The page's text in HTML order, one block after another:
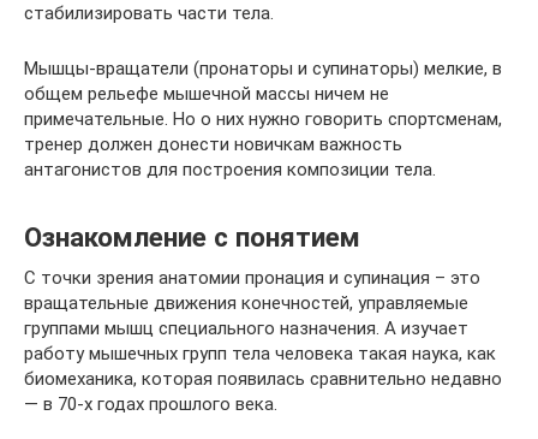
стабилизировать части тела.
Мышцы-вращатели (пронаторы и супинаторы) мелкие, в
общем рельефе мышечной массы ничем не
примечательные. Но о них нужно говорить спортсменам,
тренер должен донести новичкам важность
антагонистов для построения композиции тела.
Ознакомление с понятием
С точки зрения анатомии пронация и супинация – это
вращательные движения конечностей, управляемые
группами мышц специального назначения. А изучает
работу мышечных групп тела человека такая наука, как
биомеханика, которая появилась сравнительно недавно
— в 70-х годах прошлого века.